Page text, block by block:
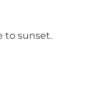
to sunset.